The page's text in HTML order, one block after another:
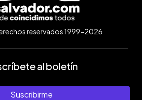
reservados 1999-2026
al boletín
Suscribirme